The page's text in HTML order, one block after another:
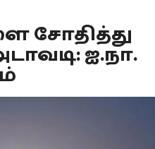
சோதித்து
ஐ.நா.